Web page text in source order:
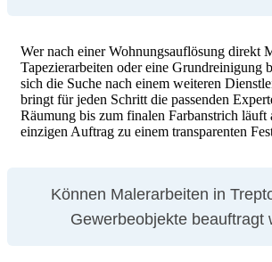
Wer nach einer Wohnungsauflösung direkt
Tapezierarbeiten oder eine Grundreinigung
sich die Suche nach einem weiteren
bringt für jeden Schritt die passenden
Räumung bis zum finalen Farbanstrich läuft
einzigen Auftrag zu einem transparenten
Können Malerarbeiten in
Gewerbeobjekte beauftragt